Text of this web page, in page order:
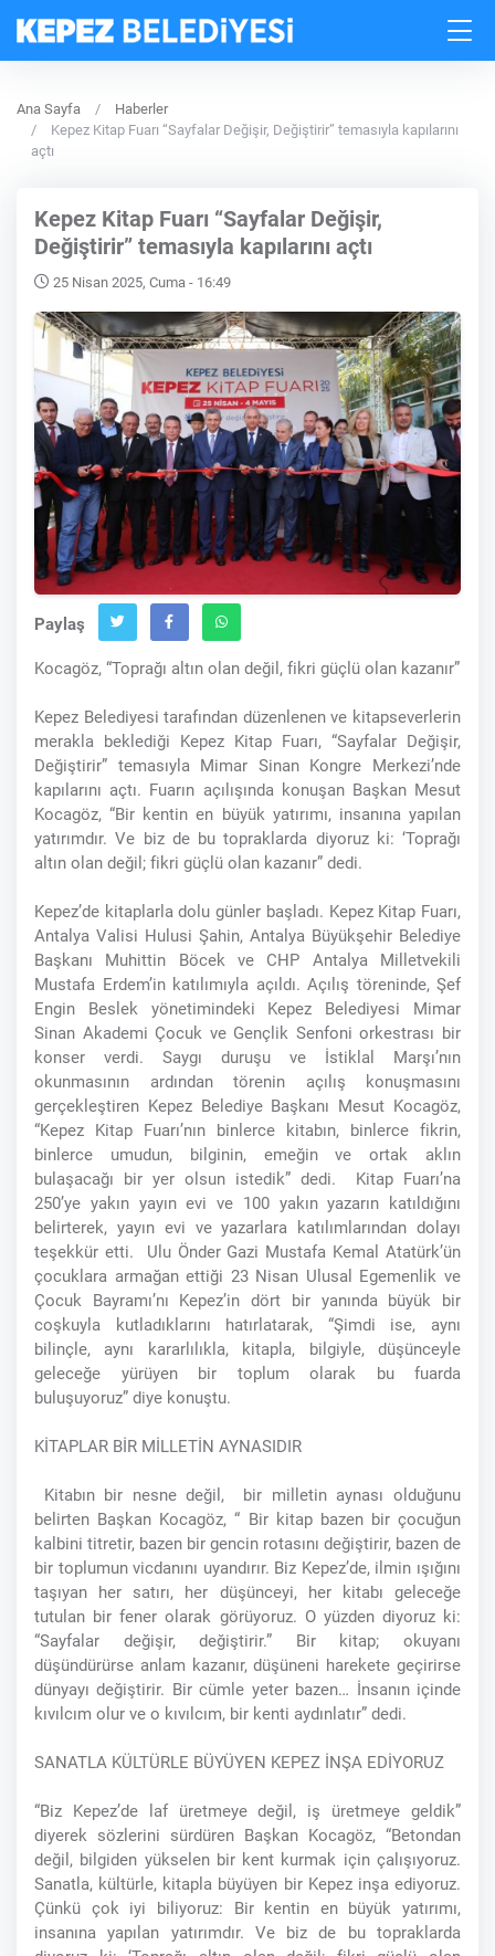
Ana Sayfa
Haberler
Kepez Kitap Fuarı “Sayfalar Değişir, Değiştirir” temasıyla kapılarını
açtı
Kepez Kitap Fuarı “Sayfalar Değişir,
Değiştirir” temasıyla kapılarını açtı
25 Nisan 2025, Cuma - 16:49
Paylaş
Kocagöz, “Toprağı altın olan değil, fikri güçlü olan kazanır”
Kepez Belediyesi tarafından düzenlenen ve kitapseverlerin
merakla beklediği Kepez Kitap Fuarı, “Sayfalar Değişir,
Değiştirir” temasıyla Mimar Sinan Kongre Merkezi’nde
kapılarını açtı. Fuarın açılışında konuşan Başkan Mesut
Kocagöz, “Bir kentin en büyük yatırımı, insanına yapılan
yatırımdır. Ve biz de bu topraklarda diyoruz ki: ‘Toprağı
altın olan değil; fikri güçlü olan kazanır” dedi.
Kepez’de kitaplarla dolu günler başladı. Kepez Kitap Fuarı,
Antalya Valisi Hulusi Şahin, Antalya Büyükşehir Belediye
Başkanı Muhittin Böcek ve CHP Antalya Milletvekili
Mustafa Erdem’in katılımıyla açıldı. Açılış töreninde, Şef
Engin Beslek yönetimindeki Kepez Belediyesi Mimar
Sinan Akademi Çocuk ve Gençlik Senfoni orkestrası bir
konser verdi. Saygı duruşu ve İstiklal Marşı’nın
okunmasının ardından törenin açılış konuşmasını
gerçekleştiren Kepez Belediye Başkanı Mesut Kocagöz,
“Kepez Kitap Fuarı’nın binlerce kitabın, binlerce fikrin,
binlerce umudun, bilginin, emeğin ve ortak aklın
bulaşacağı bir yer olsun istedik” dedi. Kitap Fuarı’na
250’ye yakın yayın evi ve 100 yakın yazarın katıldığını
belirterek, yayın evi ve yazarlara katılımlarından dolayı
teşekkür etti. Ulu Önder Gazi Mustafa Kemal Atatürk’ün
çocuklara armağan ettiği 23 Nisan Ulusal Egemenlik ve
Çocuk Bayramı’nı Kepez’in dört bir yanında büyük bir
coşkuyla kutladıklarını hatırlatarak, “Şimdi ise, aynı
bilinçle, aynı kararlılıkla, kitapla, bilgiyle, düşünceyle
geleceğe yürüyen bir toplum olarak bu fuarda
buluşuyoruz” diye konuştu.
KİTAPLAR BİR MİLLETİN AYNASIDIR
Kitabın bir nesne değil, bir milletin aynası olduğunu
belirten Başkan Kocagöz, “ Bir kitap bazen bir çocuğun
kalbini titretir, bazen bir gencin rotasını değiştirir, bazen de
bir toplumun vicdanını uyandırır. Biz Kepez’de, ilmin ışığını
taşıyan her satırı, her düşünceyi, her kitabı geleceğe
tutulan bir fener olarak görüyoruz. O yüzden diyoruz ki:
“Sayfalar değişir, değiştirir.” Bir kitap; okuyanı
düşündürürse anlam kazanır, düşüneni harekete geçirirse
dünyayı değiştirir. Bir cümle yeter bazen… İnsanın içinde
kıvılcım olur ve o kıvılcım, bir kenti aydınlatır” dedi.
SANATLA KÜLTÜRLE BÜYÜYEN KEPEZ İNŞA EDİYORUZ
“Biz Kepez’de laf üretmeye değil, iş üretmeye geldik”
diyerek sözlerini sürdüren Başkan Kocagöz, “Betondan
değil, bilgiden yükselen bir kent kurmak için çalışıyoruz.
Sanatla, kültürle, kitapla büyüyen bir Kepez inşa ediyoruz.
Çünkü çok iyi biliyoruz: Bir kentin en büyük yatırımı,
insanına yapılan yatırımdır. Ve biz de bu topraklarda